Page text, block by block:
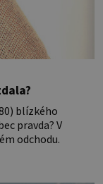
blízkého
pravda? V
odchodu.